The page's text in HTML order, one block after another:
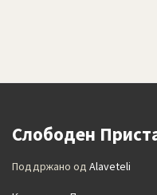
Слободен
Поддржано од Alaveteli